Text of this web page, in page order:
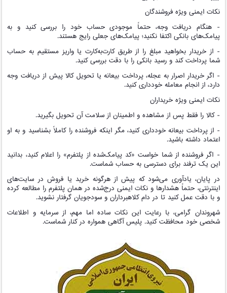
نکات ایمنی ویژه فروشندگان
- هنگام دریافت وجه، حتماً موجودی حساب خود را بررسی کنید و به
پیامک‌های بانکی اکتفا نکنید؛ پیامک‌های جعلی رایج هستند.
- از خریدار بخواهید مبلغ را از طریق کارت‌به‌کارت یا واریز مستقیم به حساب
شما پرداخت کند و رسید بانکی را با دقت بررسی کنید.
- اگر خریدار اصرار به عجله، پرداخت بیعانه یا تحویل کالا پیش از دریافت وجه
دارد، از انجام معامله خودداری کنید.
نکات ایمنی ویژه خریداران
- کالا را فقط پس از مشاهده و اطمینان از سلامت آن تحویل بگیرید.
- از پرداخت بیعانه خودداری کنید، مگر اینکه فروشنده را کاملاً بشناسید و به او
اعتماد داشته باشید.
- اگر فروشنده از شما خواست «کد پیامک‌شده از پلتفرم» را اعلام کنید، بدانید
این یک ترفند برای دسترسی به حساب شماست.
در پایان، یادآوری می‌شود که پیش از هرگونه خرید یا فروش در سایت‌های
اینترنتی، حتماً هشدارها و نکات ایمنی درج‌شده در همان پلتفرم را مطالعه کرده
و با دقت عمل کنید تا در دام کلاهبرداران و سودجویان گرفتار نشوید.
شهروندان گرامی، با رعایت این نکات ساده اما مهم، از سرمایه و اطلاعات
شخصی خود محافظت کنید. پلیس آگاهی همواره در کنار شماست.